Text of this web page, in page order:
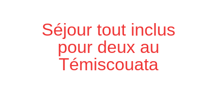
Séjour tout inclus
pour deux au
Témiscouata